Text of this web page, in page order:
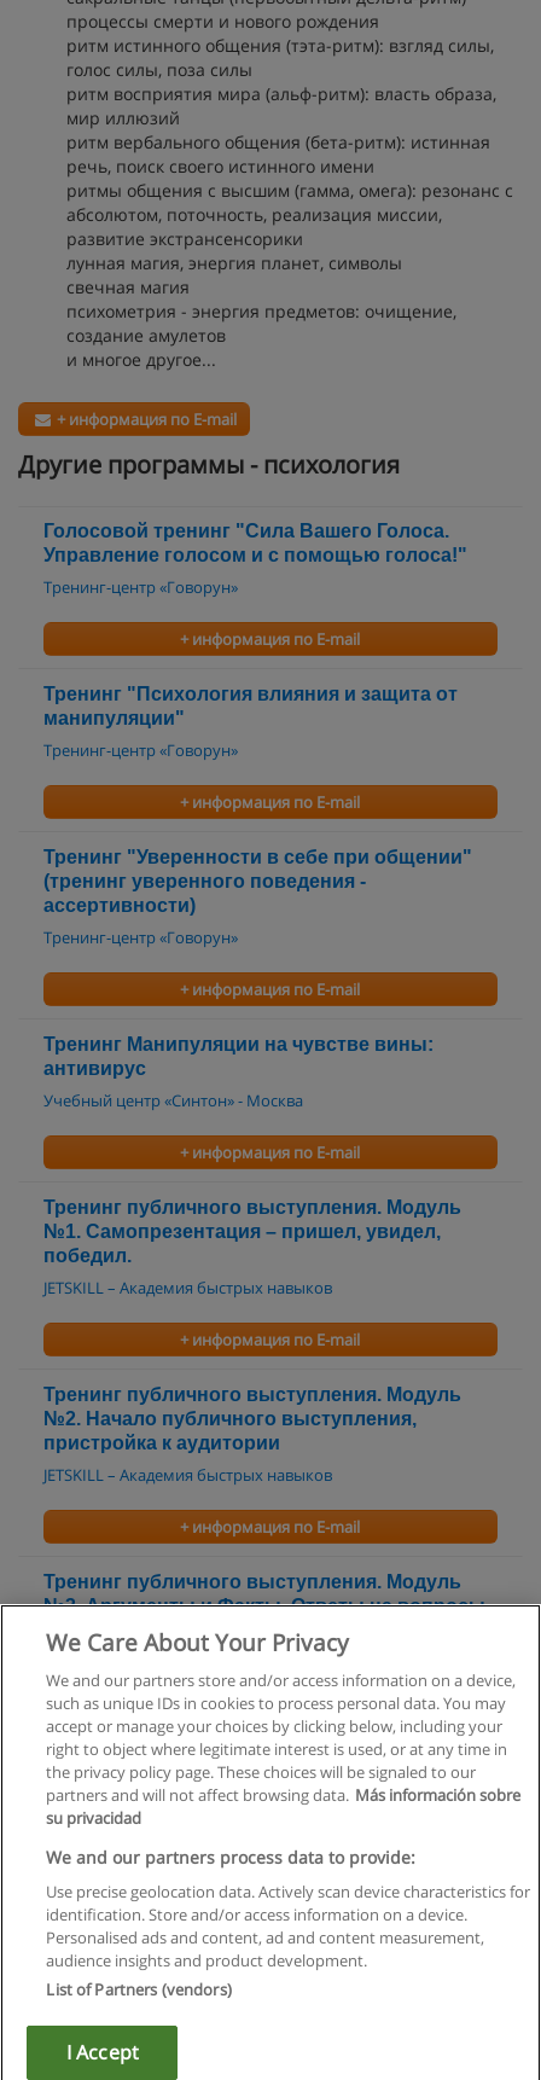
процессы смерти и нового рождения
ритм истинного общения (тэта-ритм): взгляд силы,
голос силы, поза силы
ритм восприятия мира (альф-ритм): власть образа,
мир иллюзий
ритм вербального общения (бета-ритм): истинная
речь, поиск своего истинного имени
ритмы общения с высшим (гамма, омега): резонанс с
абсолютом, поточность, реализация миссии,
развитие экстрансенсорики
лунная магия, энергия планет, символы
свечная магия
психометрия - энергия предметов: очищение,
создание амулетов
и многое другое...
+ информация по E-mail
Другие программы - психология
Голосовой тренинг "Сила Вашего Голоса.
Управление голосом и с помощью голоса!"
Тренинг-центр «Говорун»
+ информация по E-mail
Тренинг "Психология влияния и защита от
манипуляции"
Тренинг-центр «Говорун»
+ информация по E-mail
Тренинг "Уверенности в себе при общении"
(тренинг уверенного поведения -
ассертивности)
Тренинг-центр «Говорун»
+ информация по E-mail
Тренинг Манипуляции на чувстве вины:
антивирус
Учебный центр «Синтон» - Москва
+ информация по E-mail
Тренинг публичного выступления. Модуль
№1. Самопрезентация – пришел, увидел,
победил.
JETSKILL – Академия быстрых навыков
+ информация по E-mail
Тренинг публичного выступления. Модуль
№2. Начало публичного выступления,
пристройка к аудитории
JETSKILL – Академия быстрых навыков
+ информация по E-mail
Тренинг публичного выступления. Модуль
№3. Аргументы и Факты. Ответы на вопросы
в ходе публичного выступления
+ информация по E-mail
Правила пользования
Конфиденциальность информации
Напишите Educaedu
Copyright © Educaedu Business S.L. - CIF : B-95610580: -
We Care About Your Privacy
We and our partners store and/or access information on a device,
such as unique IDs in cookies to process personal data. You may
accept or manage your choices by clicking below, including your
right to object where legitimate interest is used, or at any time in
the privacy policy page. These choices will be signaled to our
partners and will not affect browsing data. Más información sobre
su privacidad
We and our partners process data to provide:
Use precise geolocation data. Actively scan device characteristics for
identification. Store and/or access information on a device.
Personalised ads and content, ad and content measurement,
audience insights and product development.
List of Partners (vendors)
I Accept